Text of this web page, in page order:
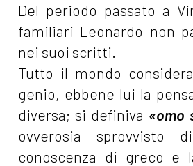
Del periodo passato a
familiari Leonardo non
nei suoi scritti.
Tutto il mondo
genio, ebbene lui la
diversa; si definiva «omo
ovverosia sprovvisto di
conoscenza di greco e